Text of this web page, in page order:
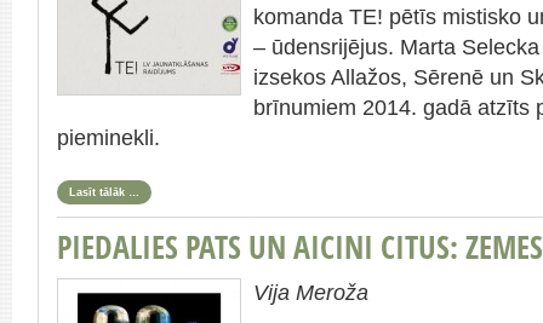
komanda TE! pētīs mistisko
– ūdensrijējus. Marta
izsekos Allažos, Sērenē un
brīnumiem 2014. gadā atzīts
pieminekli.
Lasīt tālāk …
PIEDALIES PATS UN AICINI CITUS:
Vija Meroža